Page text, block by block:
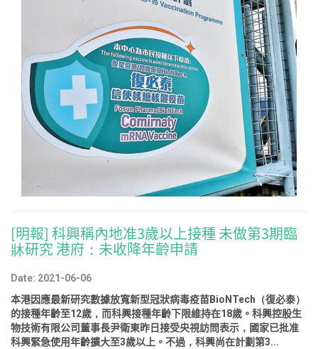
[明報] 科興稱內地准3歲以上接種 未做第3期臨
牀研究 港府：未收降年齡申請
Date: 2021-06-06
本港因應最新研究數據放寬新型冠狀病毒疫苗BioNTech（復必泰）
的接種年齡至12歲，而科興接種年齡下限維持在18歲。科興控股生
物技術有限公司董事長尹衛東昨日接受央視訪問表示，國家已批准
科興緊急使用年齡擴大至3歲以上。不過，科興尚在計劃第3...